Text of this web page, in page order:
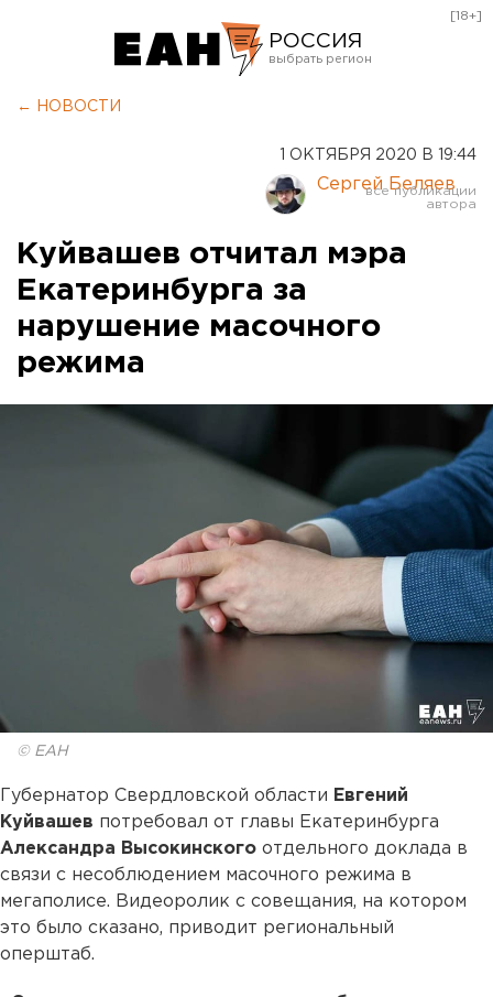
РОССИЯ
Курган
Оренбург
[18+]
← НОВОСТИ
1 ОКТЯБРЯ 2020 В 19:44
Сергей Беляев
Куйвашев отчитал мэра
Екатеринбурга за
нарушение масочного
режима
© ЕАН
Губернатор Свердловской области Евгений
Куйвашев потребовал от главы Екатеринбурга
Александра Высокинского отдельного доклада в
связи с несоблюдением масочного режима в
мегаполисе. Видеоролик с совещания, на котором
это было сказано, приводит региональный
оперштаб.